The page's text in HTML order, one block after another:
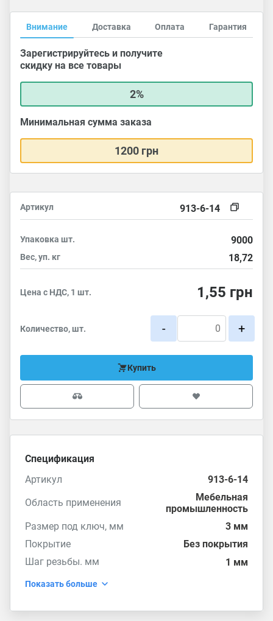
Внимание Доставка Оплата Гарантия
Зарегистрируйтесь и получите
скидку на все товары
2%
Минимальная сумма заказа
1200 грн
Артикул 913-6-14
Упаковка шт. 9000
Вес, уп. кг 18,72
Цена с НДС, 1 шт. 1,55 грн
Количество, шт. - +
Купить
Спецификация
Артикул
913-6-14
Область применения
Мебельная
промышленность
Размер под ключ, мм
3 мм
Покрытие
Без покрытия
Шаг резьбы. мм
1 мм
Показать больше